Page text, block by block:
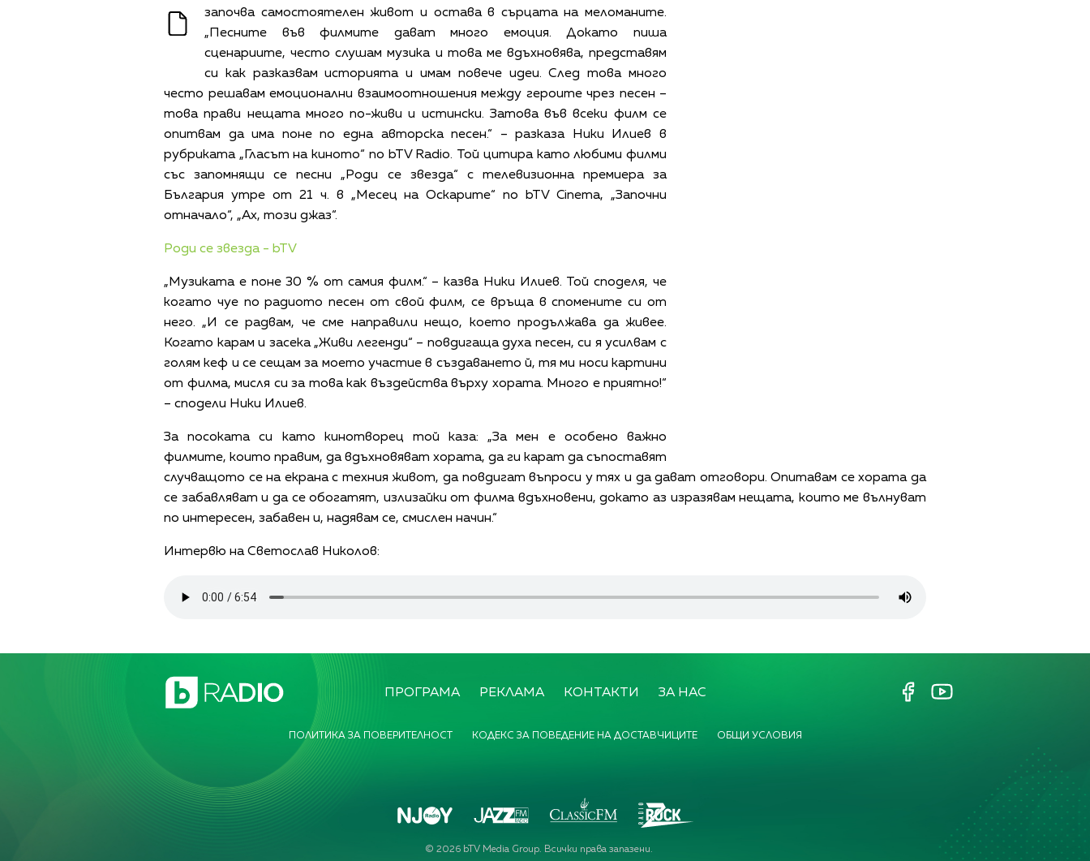
започва самостоятелен живот и остава в сърцата на меломаните.
„Песните във филмите дават много емоция. Докато пиша
сценариите, често слушам музика и това ме вдъхновява, представям
си как разказвам историята и имам повече идеи. След това много
често решавам емоционални взаимоотношения между героите чрез песен –
това прави нещата много по-живи и истински. Затова във всеки филм се
опитвам да има поне по една авторска песен.“ – разказа Ники Илиев в
рубриката „Гласът на киното“ по bTV Radio. Той цитира като любими филми
със запомнящи се песни „Роди се звезда“ с телевизионна премиера за
България утре от 21 ч. в „Месец на Оскарите“ по bTV Cinema, „Започни
отначало“, „Ах, този джаз“.
Роди се звезда - bTV
„Музиката е поне 30 % от самия филм.“ – казва Ники Илиев. Той споделя, че
когато чуе по радиото песен от свой филм, се връща в спомените си от
него. „И се радвам, че сме направили нещо, което продължава да живее.
Когато карам и засека „Живи легенди“ – повдигаща духа песен, си я усилвам с
голям кеф и се сещам за моето участие в създаването й, тя ми носи картини
от филма, мисля си за това как въздейства върху хората. Много е приятно!“
– сподели Ники Илиев.
За посоката си като кинотворец той каза: „За мен е особено важно
филмите, които правим, да вдъхновяват хората, да ги карат да съпоставят
случващото се на екрана с техния живот, да повдигат въпроси у тях и да дават отговори. Опитавам се хората да
се забавляват и да се обогатят, излизайки от филма вдъхновени, докато аз изразявам нещата, които ме вълнуват
по интересен, забавен и, надявам се, смислен начин.“
Интервю на Светослав Николов:
ПРОГРАМА РЕКЛАМА КОНТАКТИ ЗА НАС
ПОЛИТИКА ЗА ПОВЕРИТЕЛНОСТ КОДЕКС ЗА ПОВЕДЕНИЕ НА ДОСТАВЧИЦИТЕ ОБЩИ УСЛОВИЯ
© 2026bTV Media Group. Всички права запазени.